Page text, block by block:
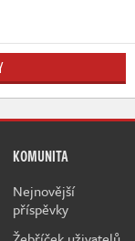
KOMUNITA
Nejnovější
příspěvky